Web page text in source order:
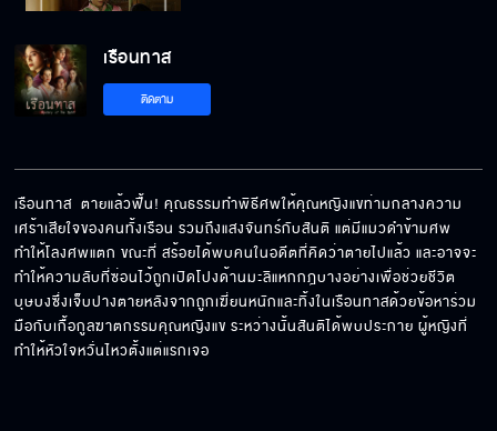
Behind The Scene เรือนทาส EP.9
Behind The Scene เรือนทาส EP.7
เรือนทาส
ติดตาม
เรือนทาส  ตายแล้วฟื้น! คุณธรรมทำพิธีศพให้คุณหญิงแขท่ามกลางความ
เศร้าเสียใจของคนทั้งเรือน รวมถึงแสงจันทร์กับสันติ แต่มีแมวดำข้ามศพ
ทำให้โลงศพแตก ขณะที่ สร้อยได้พบคนในอดีตที่คิดว่าตายไปแล้ว และอาจจะ
ทำให้ความลับที่ซ่อนไว้ถูกเปิดโปงด้านมะลิแหกกฎบางอย่างเพื่อช่วยชีวิต
บุษบงซึ่งเจ็บปางตายหลังจากถูกเฆี่ยนหนักและทิ้งในเรือนทาสด้วยข้อหาร่วม
มือกับเกื้อกูลฆาตกรรมคุณหญิงแข ระหว่างนั้นสันติได้พบประกาย ผู้หญิงที่
ทำให้หัวใจหวั่นไหวตั้งแต่แรกเจอ